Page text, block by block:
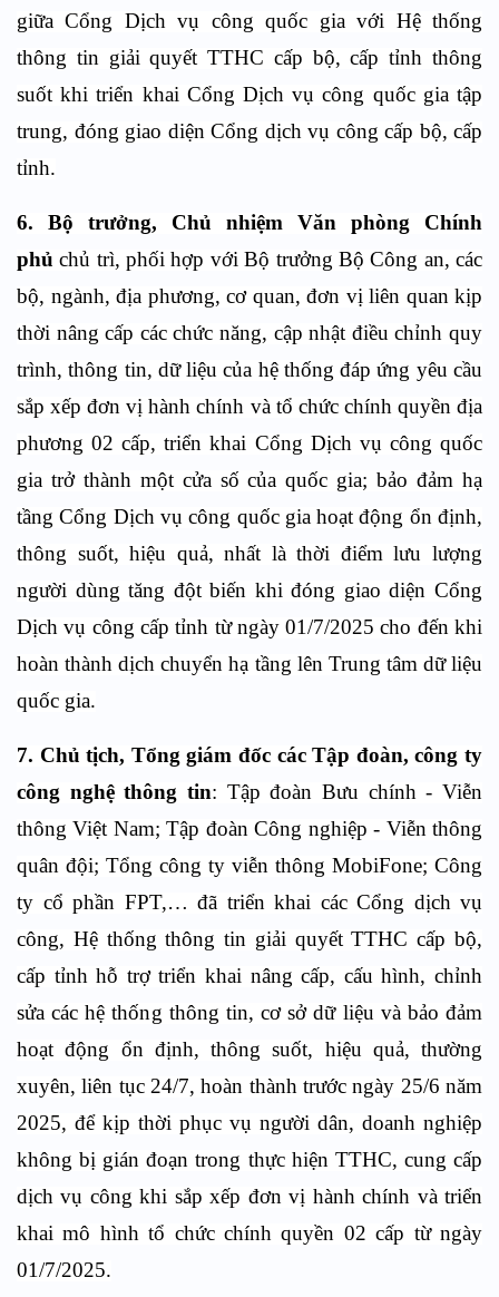
giữa Cổng Dịch vụ công quốc gia với Hệ thống
thông tin giải quyết TTHC cấp bộ, cấp tỉnh thông
suốt khi triển khai Cổng Dịch vụ công quốc gia tập
trung, đóng giao diện Cổng dịch vụ công cấp bộ, cấp
tỉnh.
6. Bộ trưởng, Chủ nhiệm Văn phòng Chính
phủ chủ trì, phối hợp với Bộ trưởng Bộ Công an, các
bộ, ngành, địa phương, cơ quan, đơn vị liên quan kịp
thời nâng cấp các chức năng, cập nhật điều chỉnh quy
trình, thông tin, dữ liệu của hệ thống đáp ứng yêu cầu
sắp xếp đơn vị hành chính và tổ chức chính quyền địa
phương 02 cấp, triển khai Cổng Dịch vụ công quốc
gia trở thành một cửa số của quốc gia; bảo đảm hạ
tầng Cổng Dịch vụ công quốc gia hoạt động ổn định,
thông suốt, hiệu quả, nhất là thời điểm lưu lượng
người dùng tăng đột biến khi đóng giao diện Cổng
Dịch vụ công cấp tỉnh từ ngày 01/7/2025 cho đến khi
hoàn thành dịch chuyển hạ tầng lên Trung tâm dữ liệu
quốc gia.
7. Chủ tịch, Tổng giám đốc các Tập đoàn, công ty
công nghệ thông tin: Tập đoàn Bưu chính - Viễn
thông Việt Nam; Tập đoàn Công nghiệp - Viễn thông
quân đội; Tổng công ty viễn thông MobiFone; Công
ty cổ phần FPT,… đã triển khai các Cổng dịch vụ
công, Hệ thống thông tin giải quyết TTHC cấp bộ,
cấp tỉnh hỗ trợ triển khai nâng cấp, cấu hình, chỉnh
sửa các hệ thống thông tin, cơ sở dữ liệu và bảo đảm
hoạt động ổn định, thông suốt, hiệu quả, thường
xuyên, liên tục 24/7, hoàn thành trước ngày 25/6 năm
2025, để kịp thời phục vụ người dân, doanh nghiệp
không bị gián đoạn trong thực hiện TTHC, cung cấp
dịch vụ công khi sắp xếp đơn vị hành chính và triển
khai mô hình tổ chức chính quyền 02 cấp từ ngày
01/7/2025.